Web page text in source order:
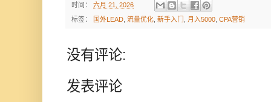
时间： 六月 21, 2026
标签： 国外LEAD 流量优化 新手入门 月入5000 CPA营销
没有评论:
发表评论